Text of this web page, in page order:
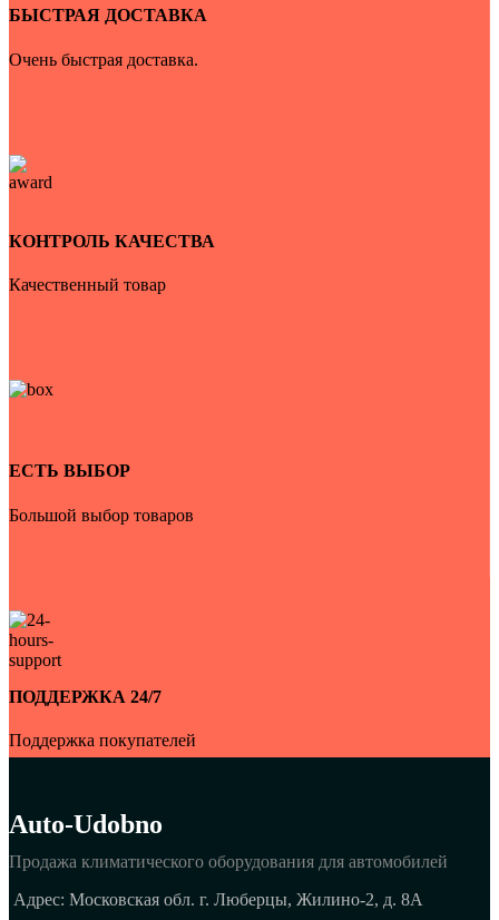
БЫСТРАЯ ДОСТАВКА
Очень быстрая доставка.
КОНТРОЛЬ КАЧЕСТВА
Качественный товар
ЕСТЬ ВЫБОР
Большой выбор товаров
ПОДДЕРЖКА 24/7
Поддержка покупателей
Auto-Udobno
Продажа климатического оборудования для автомобилей
Адрес: Московская обл. г. Люберцы, Жилино-2, д. 8A